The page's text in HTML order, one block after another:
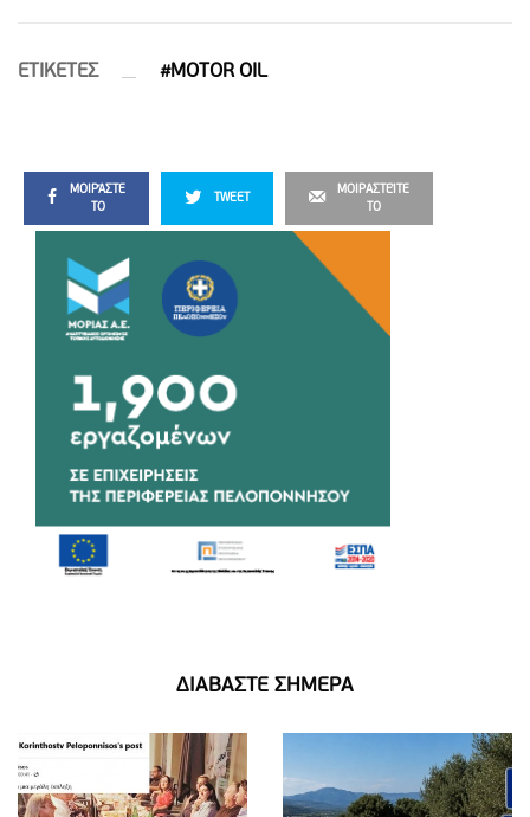
ETIΚΕΤΕΣ #MOTOR OIL
ΜΟΙΡΆΣΤΕ
ΤΟ
TWEET
ΜΟΙΡΑΣΤΕΊΤΕ
ΤΟ
ΔΙΑΒΑΣΤΕ ΣΗΜΕΡΑ